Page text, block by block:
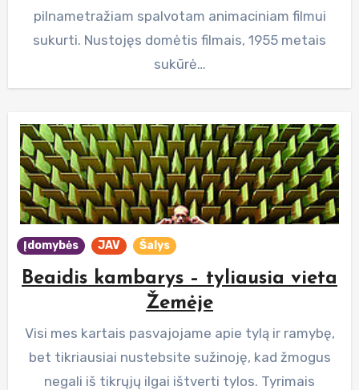
pilnametražiam spalvotam animaciniam filmui
sukurti. Nustojęs domėtis filmais, 1955 metais
sukūrė…
Įdomybės JAV Šalys
Beaidis kambarys – tyliausia vieta
Žemėje
Visi mes kartais pasvajojame apie tylą ir ramybę,
bet tikriausiai nustebsite sužinoję, kad žmogus
negali iš tikrųjų ilgai ištverti tylos. Tyrimais